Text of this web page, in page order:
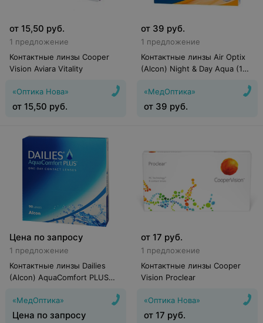
от 15,50 руб.
1 предложение
Контактные линзы Cooper
Vision Aviara Vitality
«Оптика Нова»
от 15,50 руб.
от 39 руб.
1 предложение
Контактные линзы Air Optix
(Alcon) Night & Day Aqua (1
«МедОптика»
от 39 руб.
Цена по запросу
1 предложение
Контактные линзы Dailies
(Alcon) AquaComfort PLUS
«МедОптика»
Цена по запросу
от 17 руб.
1 предложение
Контактные линзы Cooper
Vision Proclear
«Оптика Нова»
от 17 руб.